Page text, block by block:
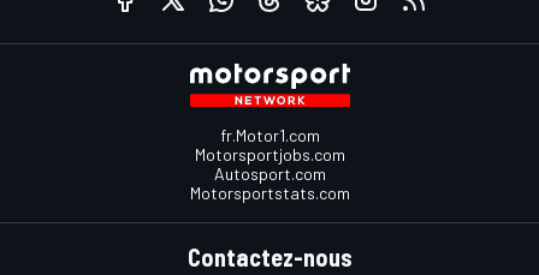
fr.Motor1.com
Motorsportjobs.com
Autosport.com
Motorsportstats.com
Contactez-nous